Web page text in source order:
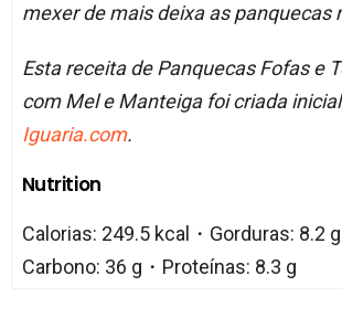
mexer de mais deixa as panquecas
Esta receita de Panquecas Fofas e
com Mel e Manteiga foi criada
Iguaria.com.
Nutrition
Calorias: 249.5 kcal・Gorduras: 8.2
Carbono: 36 g・Proteínas: 8.3 g